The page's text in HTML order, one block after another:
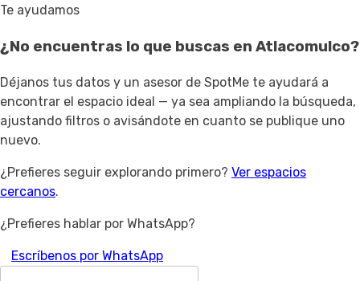
Te ayudamos
¿No encuentras lo que buscas en Atlacomulco?
Déjanos tus datos y un asesor de SpotMe te ayudará a
encontrar el espacio ideal — ya sea ampliando la búsqueda,
ajustando filtros o avisándote en cuanto se publique uno
nuevo.
¿Prefieres seguir explorando primero? Ver espacios
cercanos.
¿Prefieres hablar por WhatsApp?
Escríbenos por WhatsApp